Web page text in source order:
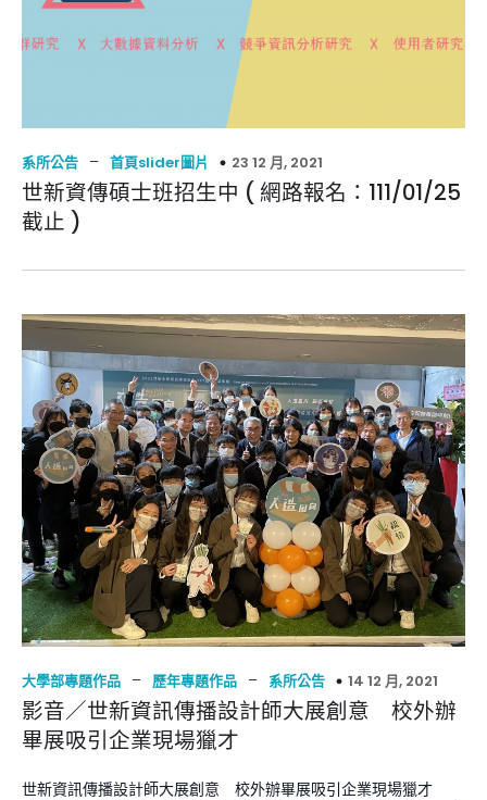
系所公告 – 首頁slider圖片 23 12 月, 2021
世新資傳碩士班招生中 ( 網路報名：111/01/25
截止 )
大學部專題作品 – 歷年專題作品 – 系所公告 14 12 月, 2021
影音／世新資訊傳播設計師大展創意 校外辦
畢展吸引企業現場獵才
世新資訊傳播設計師大展創意 校外辦畢展吸引企業現場獵才